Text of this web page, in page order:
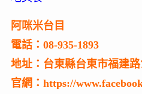
阿咪米台目
電話：08-935-1893
地址：台東縣台東市福建路
官網：https://